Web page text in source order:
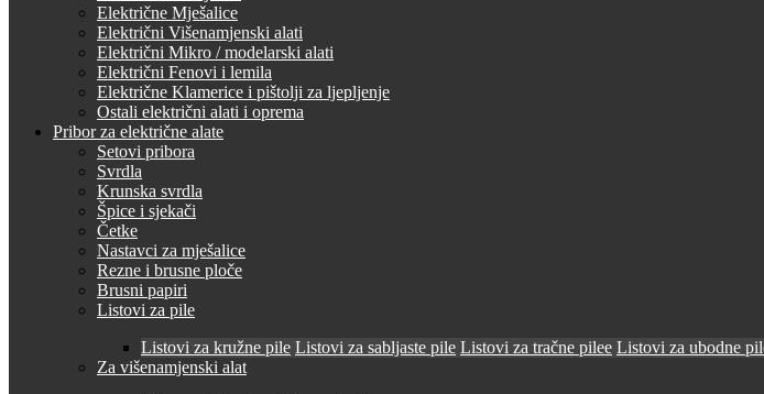
Električne Mješalice
Električni Višenamjenski alati
Električni Mikro / modelarski alati
Električni Fenovi i lemila
Električne Klamerice i pištolji za ljepljenje
Ostali električni alati i oprema
Pribor za električne alate
Setovi pribora
Svrdla
Krunska svrdla
Špice i sjekači
Četke
Nastavci za mješalice
Rezne i brusne ploče
Brusni papiri
Listovi za pile
Listovi za kružne pile Listovi za sabljaste pile Listovi za tračne pilee Listovi za ubodne
Za višenamjenski alat